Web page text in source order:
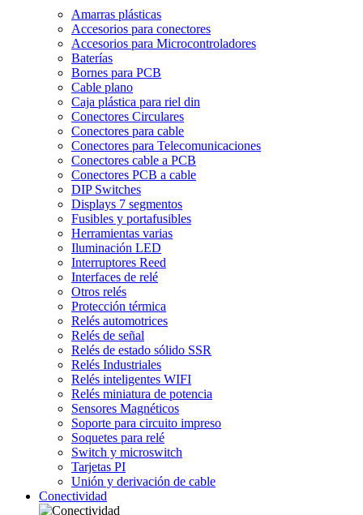
Amarras plásticas
Accesorios para conectores
Accesorios para Microcontroladores
Baterías
Bornes para PCB
Cable plano
Caja plástica para riel din
Conectores Circulares
Conectores para cable
Conectores para Telecomunicaciones
Conectores cable a PCB
Conectores PCB a cable
DIP Switches
Displays 7 segmentos
Fusibles y portafusibles
Herramientas varias
Iluminación LED
Interruptores Reed
Interfaces de relé
Otros relés
Protección térmica
Relés automotrices
Relés de señal
Relés de estado sólido SSR
Relés Industriales
Relés inteligentes WIFI
Relés miniatura de potencia
Sensores Magnéticos
Soporte para circuito impreso
Soquetes para relé
Switch y microswitch
Tarjetas PI
Unión y derivación de cable
Conectividad